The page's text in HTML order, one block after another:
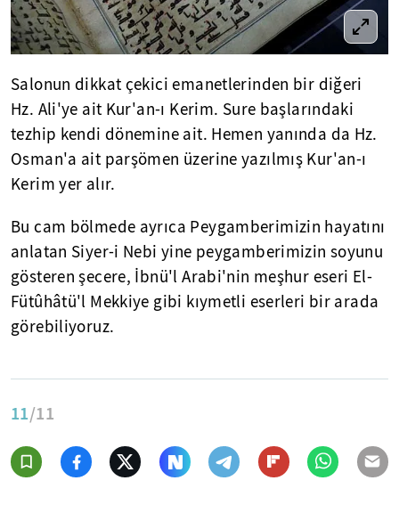
Salonun dikkat çekici emanetlerinden bir diğeri
Hz. Ali'ye ait Kur'an-ı Kerim. Sure başlarındaki
tezhip kendi dönemine ait. Hemen yanında da Hz.
Osman'a ait parşömen üzerine yazılmış Kur'an-ı
Kerim yer alır.
Bu cam bölmede ayrıca Peygamberimizin hayatını
anlatan Siyer-i Nebi yine peygamberimizin soyunu
gösteren şecere, İbnü'l Arabi'nin meşhur eseri El-
Fütûhâtü'l Mekkiye gibi kıymetli eserleri bir arada
görebiliyoruz.
11/11